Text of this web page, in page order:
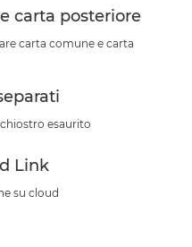
carta posteriore
carta comune e carta
esaurito
Link
su cloud